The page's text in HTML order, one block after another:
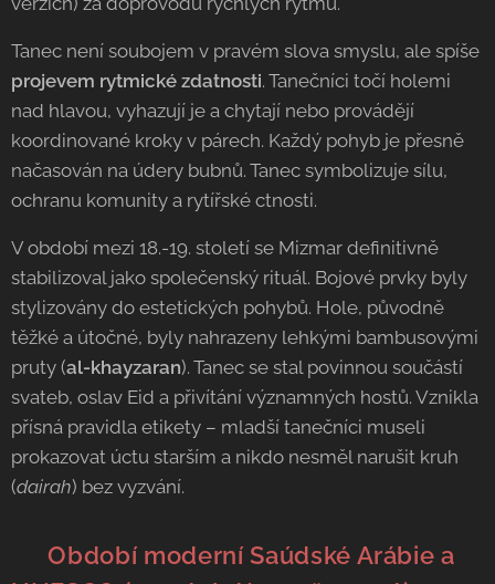
Tanec není soubojem v pravém slova smyslu, ale spíše
projevem rytmické zdatnosti. Tanečníci točí holemi
nad hlavou, vyhazují je a chytají nebo provádějí
koordinované kroky v párech. Každý pohyb je přesně
načasován na údery bubnů. Tanec symbolizuje sílu,
ochranu komunity a rytířské ctnosti.
V období mezi 18.-19. století se Mizmar definitivně
stabilizoval jako společenský rituál. Bojové prvky byly
stylizovány do estetických pohybů. Hole, původně
těžké a útočné, byly nahrazeny lehkými bambusovými
pruty (al-khayzaran). Tanec se stal povinnou součástí
svateb, oslav Eid a přivítání významných hostů. Vznikla
přísná pravidla etikety – mladší tanečníci museli
prokazovat úctu starším a nikdo nesměl narušit kruh
(dairah) bez vyzvání.
Období moderní Saúdské Arábie a